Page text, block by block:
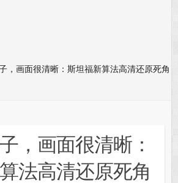
，画面很清晰：斯坦福新算法高清还原死角
，画面很清晰：
法高清还原死角